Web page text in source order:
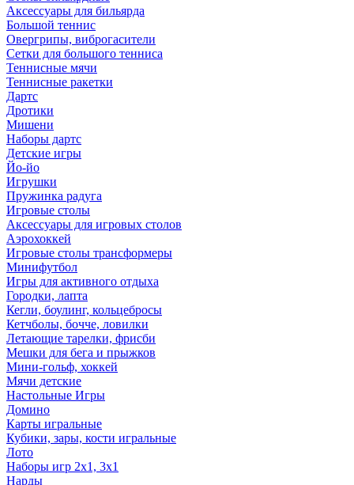
Аксессуары для бильярда
Большой теннис
Овергрипы, виброгасители
Сетки для большого тенниса
Теннисные мячи
Теннисные ракетки
Дартс
Дротики
Мишени
Наборы дартс
Детские игры
Йо-йо
Игрушки
Пружинка радуга
Игровые столы
Аксессуары для игровых столов
Аэрохоккей
Игровые столы трансформеры
Минифутбол
Игры для активного отдыха
Городки, лапта
Кегли, боулинг, кольцебросы
Кетчболы, бочче, ловилки
Летающие тарелки, фрисби
Мешки для бега и прыжков
Мини-гольф, хоккей
Мячи детские
Настольные Игры
Домино
Карты игральные
Кубики, зары, кости игральные
Лото
Наборы игр 2х1, 3х1
Нарды